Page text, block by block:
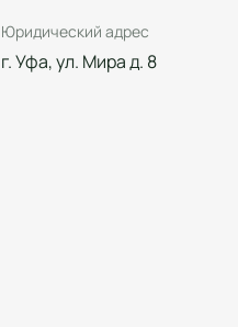
Юридический адрес
г. Уфа, ул. Мира д. 8